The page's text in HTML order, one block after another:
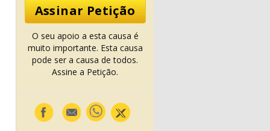
Assinar Petição
O seu apoio a esta causa é
muito importante. Esta causa
pode ser a causa de todos.
Assine a Petição.